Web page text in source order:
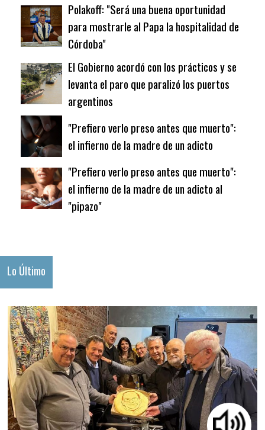
Polakoff: "Será una buena oportunidad
para mostrarle al Papa la hospitalidad de
Córdoba"
El Gobierno acordó con los prácticos y se
levanta el paro que paralizó los puertos
argentinos
"Prefiero verlo preso antes que muerto":
el infierno de la madre de un adicto
"Prefiero verlo preso antes que muerto":
el infierno de la madre de un adicto al
"pipazo"
Lo Último